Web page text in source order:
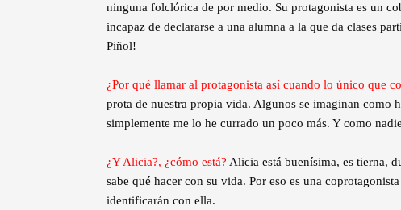
ninguna folclórica de por medio. Su protagonista es un
incapaz de declararse a una alumna a la que da clases
Piñol!
¿Por qué llamar al protagonista así cuando lo único que
prota de nuestra propia vida. Algunos se imaginan como
simplemente me lo he currado un poco más. Y como
¿Y Alicia?, ¿cómo está? Alicia está buenísima, es tierna,
sabe qué hacer con su vida. Por eso es una
identificarán con ella.